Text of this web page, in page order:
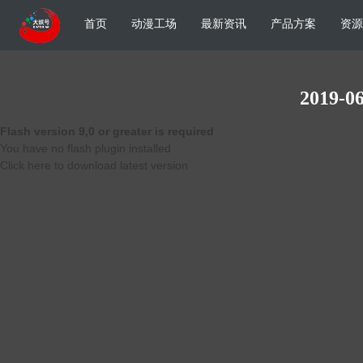
首页 动漫工场 最新资讯 产品方案 资
2019-